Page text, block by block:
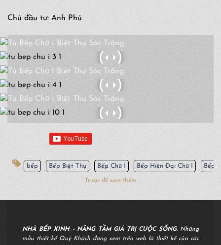
Chủ đầu tư: Anh Phú
bếp Bếp Biệt Thự Bếp Chữ I Bếp Hiện Đại Chữ I Bếp
Trược để xem thêm
NHÀ BẾP XINH - NÂNG TẦM GIÁ TRỊ CUỘC SỐNG. Những
mẫu thiết kế Quý Khách đang xem trên web là thiết kế của các